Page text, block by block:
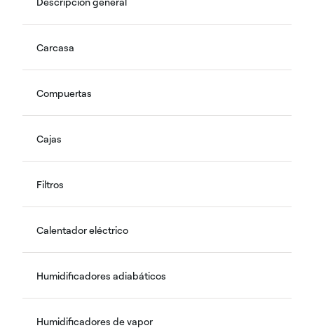
Carcasa
Compuertas
Cajas
Filtros
Calentador eléctrico
Humidificadores adiabáticos
Humidificadores de vapor